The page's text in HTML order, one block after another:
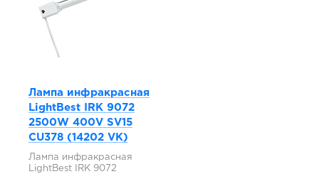
Лампа инфракрасная
LightBest IRK 9072
2500W 400V SV15
СU378 (14202 VK)
Лампа инфракрасная
LightBest IRK 9072